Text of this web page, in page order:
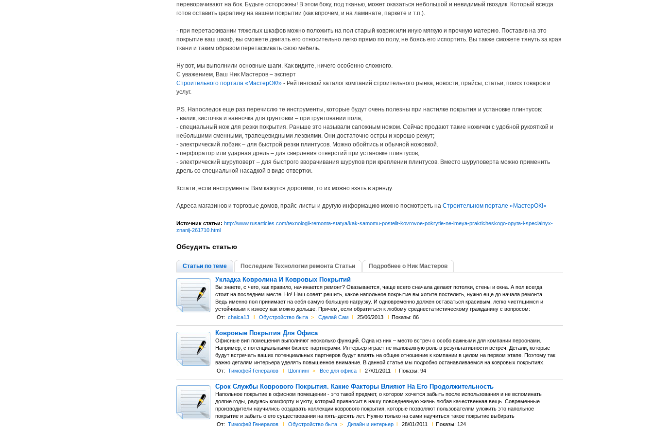
переворачивают на бок. Будьте осторожны! В этом боку, под тканью, может оказаться небольшой и невидимый гвоздик. Который всегда
готов оставить царапину на вашем покрытии (как впрочем, и на ламинате, паркете и т.п.).
- при перетаскивании тяжелых шкафов можно положить на пол старый коврик или иную мягкую и прочную материю. Поставив на это
покрытие ваш шкаф, вы сможете двигать его относительно легко прямо по полу, не боясь его испортить. Вы также сможете тянуть за края
ткани и таким образом перетаскивать свою мебель.
Ну вот, мы выполнили основные шаги. Как видите, ничего особенно сложного.
С уважением, Ваш Ник Мастеров – эксперт
Строительного портала «МастерОК!»- Рейтинговой каталог компаний строительного рынка, новости, прайсы, статьи, поиск товаров и
услуг.
P.S. Напоследок еще раз перечислю те инструменты, которые будут очень полезны при настилке покрытия и установке плинтусов:
- валик, кисточка и ванночка для грунтовки – при грунтовании пола;
- специальный нож для резки покрытия. Раньше это называли сапожным ножом. Сейчас продают такие ножички с удобной рукояткой и
небольшими сменными, трапецевидными лезвиями. Они достаточно остры и хорошо режут;
- электрический лобзик – для быстрой резки плинтусов. Можно обойтись и обычной ножовкой.
- перфоратор или ударная дрель – для сверления отверстий при установке плинтусов;
- электрический шуруповерт – для быстрого вворачивания шурупов при креплении плинтусов. Вместо шуруповерта можно применить
дрель со специальной насадкой в виде отвертки.
Кстати, если инструменты Вам кажутся дорогими, то их можно взять в аренду.
Адреса магазинов и торговые домов, прайс-листы и другую информацию можно посмотреть на Строительном портале «МастерОК!»
Источник статьи: http://www.rusarticles.com/texnologii-remonta-statya/kak-samomu-postelit-kovrovoe-pokrytie-ne-imeya-prakticheskogo-opyta-i-specialnyx-
znanij-261710.html
Обсудить статью
Статьи по теме Последние Технологии ремонта Статьи Подробнее о Ник Мастеров
Укладка Ковролина И Ковровых Покрытий
Вы знаете, с чего, как правило, начинается ремонт? Оказывается, чаще всего сначала делают потолки, стены и окна. А пол всегда
стоит на последнем месте. Но! Наш совет: решить, какое напольное покрытие вы хотите постелить, нужно еще до начала ремонта.
Ведь именно пол принимает на себя самую большую нагрузку. И одновременно должен оставаться красивым, легко чистящимся и
устойчивым к износу как можно дольше. Причем, если обратиться к любому среднестатистическому гражданину с вопросом:
От: chaica13 l Обустройство быта > Сделай Сам l 25/06/2013 l Показы: 86
Ковровые Покрытия Для Офиса
Офисные вип помещения выполняют несколько функций. Одна из них – место встреч с особо важными для компании персонами.
Например, с потенциальными бизнес-партнерами. Интерьер играет не маловажную роль в результативности встреч. Детали, которые
будут встречать ваших потенциальных партнеров будут влиять на общее отношение к компании в целом на первом этапе. Поэтому так
важно деталям интерьера уделять повышенное внимание. В данной статье мы подробно останавливаемся на ковровых покрытиях.
От: Тимофей Генералов l Шоппинг > Все для офиса l 27/01/2011 l Показы: 94
Срок Службы Коврового Покрытия. Какие Факторы Влияют На Его Продолжительность
Напольное покрытие в офисном помещении - это такой предмет, о котором хочется забыть после использования и не вспоминать
долгие годы, радуясь комфорту и уюту, который привносит в нашу повседневную жизнь любая качественная вещь. Современные
производители научились создавать коллекции коврового покрытия, которые позволяют пользователям уложить это напольное
покрытие и забыть о его существовании на пять-десять лет. Нужно только на сами научиться такое покрытие выбирать
От: Тимофей Генералов l Обустройство быта > Дизайн и интерьер l 28/01/2011 l Показы: 124